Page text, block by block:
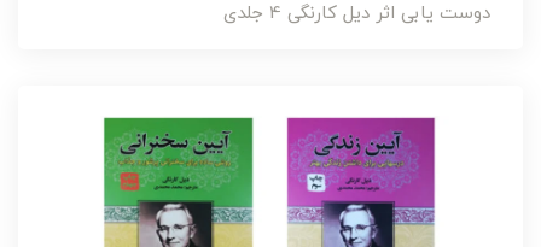
دوست یابی اثر دیل کارنگی 4 جلدی